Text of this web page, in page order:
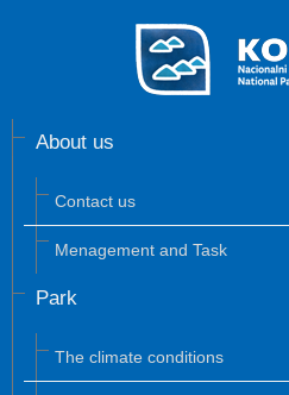
About us
Contact us
Menagement and Task
Park
The climate conditions